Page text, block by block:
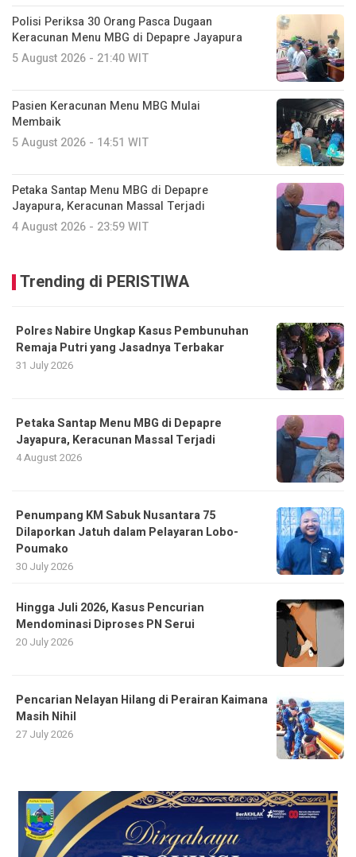
Polisi Periksa 30 Orang Pasca Dugaan
Keracunan Menu MBG di Depapre Jayapura
5 August 2026 - 21:40 WIT
Pasien Keracunan Menu MBG Mulai
Membaik
5 August 2026 - 14:51 WIT
Petaka Santap Menu MBG di Depapre
Jayapura, Keracunan Massal Terjadi
4 August 2026 - 23:59 WIT
Trending di PERISTIWA
Polres Nabire Ungkap Kasus Pembunuhan
Remaja Putri yang Jasadnya Terbakar
31 July 2026
Petaka Santap Menu MBG di Depapre
Jayapura, Keracunan Massal Terjadi
4 August 2026
Penumpang KM Sabuk Nusantara 75
Dilaporkan Jatuh dalam Pelayaran Lobo-
Poumako
30 July 2026
Hingga Juli 2026, Kasus Pencurian
Mendominasi Diproses PN Serui
20 July 2026
Pencarian Nelayan Hilang di Perairan Kaimana
Masih Nihil
27 July 2026